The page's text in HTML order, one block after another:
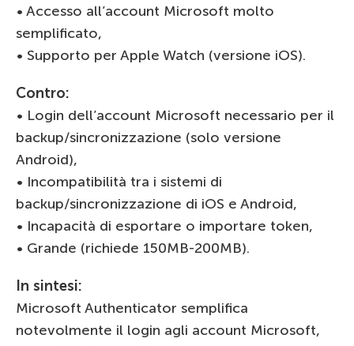
• Accesso all’account Microsoft molto
semplificato,
• Supporto per Apple Watch (versione iOS).
Contro:
• Login dell’account Microsoft necessario per il
backup/sincronizzazione (solo versione
Android),
• Incompatibilità tra i sistemi di
backup/sincronizzazione di iOS e Android,
• Incapacità di esportare o importare token,
• Grande (richiede 150MB-200MB).
In sintesi:
Microsoft Authenticator semplifica
notevolmente il login agli account Microsoft,